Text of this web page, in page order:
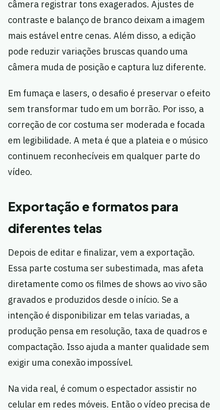
câmera registrar tons exagerados. Ajustes de
contraste e balanço de branco deixam a imagem
mais estável entre cenas. Além disso, a edição
pode reduzir variações bruscas quando uma
câmera muda de posição e captura luz diferente.
Em fumaça e lasers, o desafio é preservar o efeito
sem transformar tudo em um borrão. Por isso, a
correção de cor costuma ser moderada e focada
em legibilidade. A meta é que a plateia e o músico
continuem reconhecíveis em qualquer parte do
vídeo.
Exportação e formatos para
diferentes telas
Depois de editar e finalizar, vem a exportação.
Essa parte costuma ser subestimada, mas afeta
diretamente como os filmes de shows ao vivo são
gravados e produzidos desde o início. Se a
intenção é disponibilizar em telas variadas, a
produção pensa em resolução, taxa de quadros e
compactação. Isso ajuda a manter qualidade sem
exigir uma conexão impossível.
Na vida real, é comum o espectador assistir no
celular em redes móveis. Então o vídeo precisa de